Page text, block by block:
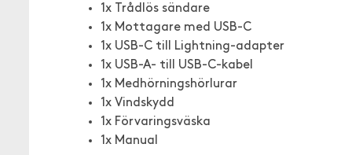
1x Trådlös sändare
1x Mottagare med USB-C
1x USB-C till Lightning-adapter
1x USB-A- till USB-C-kabel
1x Medhörningshörlurar
1x Vindskydd
1x Förvaringsväska
1x Manual